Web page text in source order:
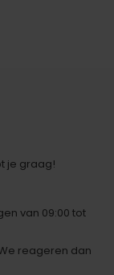
je graag!
van 09:00 tot
reageren dan